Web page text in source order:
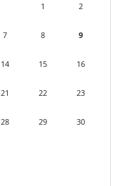
1 2
7 8 9
14 15 16
21 22 23
28 29 30